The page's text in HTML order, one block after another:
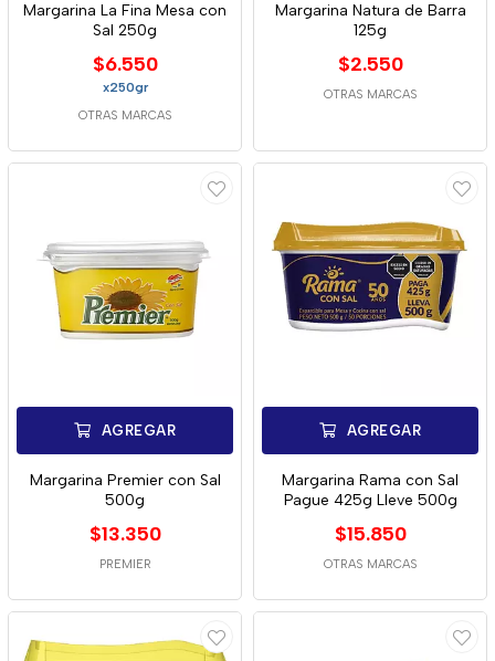
Margarina La Fina Mesa con
Sal 250g
$6.550
x250gr
OTRAS MARCAS
Margarina Natura de Barra
125g
$2.550
OTRAS MARCAS
AGREGAR
Margarina Premier con Sal
500g
$13.350
PREMIER
AGREGAR
Margarina Rama con Sal
Pague 425g Lleve 500g
$15.850
OTRAS MARCAS